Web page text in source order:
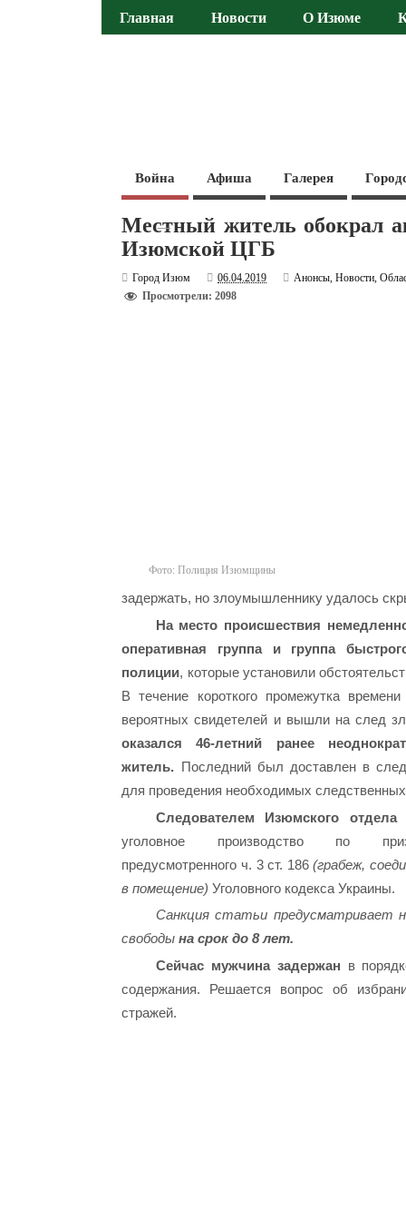
Главная Новости О Изюме
Война Афиша Галерея
Местный житель обокрал
Изюмской ЦГБ
Город Изюм 06.04.2019 Анонсы,Новости,
Просмотрели: 2098
Фото: Полиция Изюмщины
задержать, но злоумышленнику удалось
На место происшествия
оперативная группа и группа
полиции, которые установили
В течение короткого промежутка
вероятных свидетелей и вышли на след
оказался 46-летний ранее
житель. Последний был доставлен в
для проведения необходимых
Следователем Изюмского отдела
уголовное производство по
предусмотренного ч. 3 ст. 186(грабеж,
в помещение) Уголовного кодекса Украины.
Санкция статьи предусматривает
свободы на срок до 8 лет.
Сейчас мужчина задержан в
содержания. Решается вопрос об
стражей.